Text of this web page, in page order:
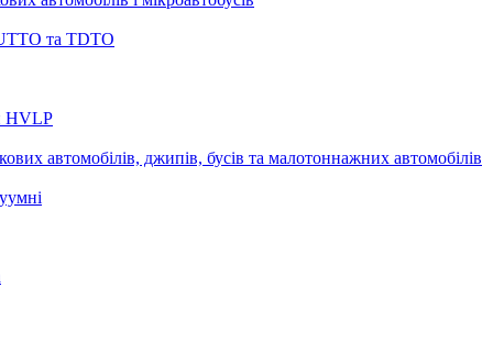
та TDTO
HVLP
автомобілів, джипів, бусів та малотоннажних автомобілів